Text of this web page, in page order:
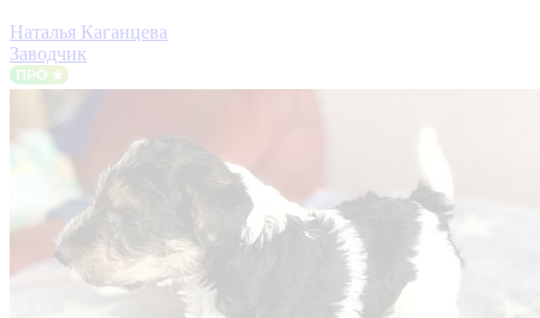
Наталья Каганцева
Заводчик